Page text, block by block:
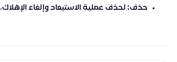
حذف: لحذف عملية الاستبعاد وإلغاء الإهلاك.